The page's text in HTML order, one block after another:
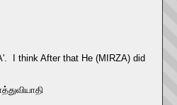
I think After that He (MIRZA) did